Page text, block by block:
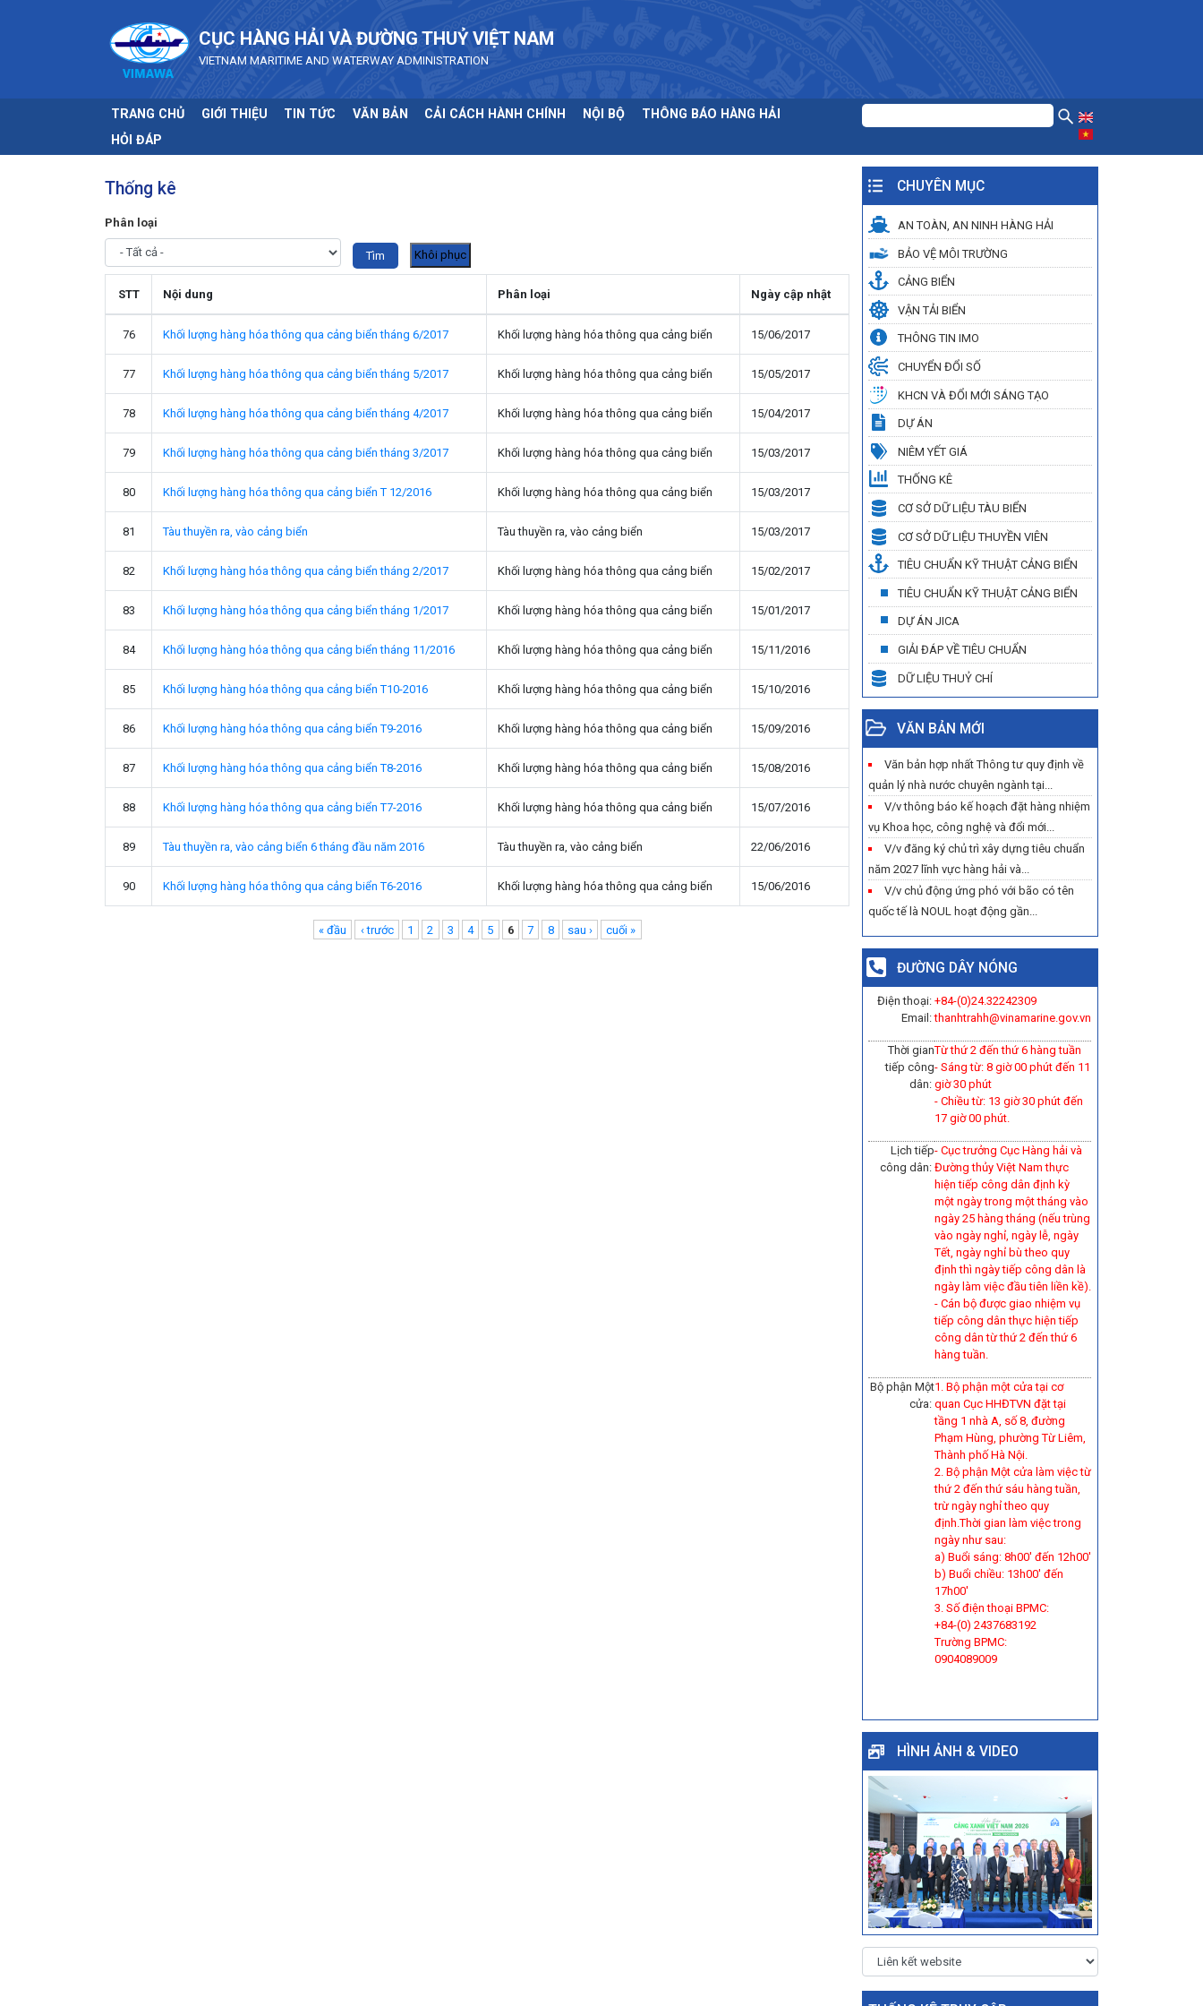
CỤC HÀNG HẢI VÀ ĐƯỜNG THUỶ VIỆT NAM
VIETNAM MARITIME AND WATERWAY ADMINISTRATION
TRANG CHỦ GIỚI THIỆU TIN TỨC VĂN BẢN CẢI CÁCH HÀNH CHÍNH NỘI BỘ
THÔNG BÁO HÀNG HẢI
HỎI ĐÁP
Thống kê
Phân loại
STT Nội dung Phân loại Ngày cập nhật
76 Khối lượng hàng hóa thông qua cảng biển tháng 6/2017 Khối lượng hàng hóa thông qua cảng biển 15/06/2017
77 Khối lượng hàng hóa thông qua cảng biển tháng 5/2017 Khối lượng hàng hóa thông qua cảng biển 15/05/2017
78 Khối lượng hàng hóa thông qua cảng biển tháng 4/2017 Khối lượng hàng hóa thông qua cảng biển 15/04/2017
79 Khối lượng hàng hóa thông qua cảng biển tháng 3/2017 Khối lượng hàng hóa thông qua cảng biển 15/03/2017
80 Khối lượng hàng hóa thông qua cảng biển T 12/2016 Khối lượng hàng hóa thông qua cảng biển 15/03/2017
81 Tàu thuyền ra, vào cảng biển Tàu thuyền ra, vào cảng biển 15/03/2017
82 Khối lượng hàng hóa thông qua cảng biển tháng 2/2017 Khối lượng hàng hóa thông qua cảng biển 15/02/2017
83 Khối lượng hàng hóa thông qua cảng biển tháng 1/2017 Khối lượng hàng hóa thông qua cảng biển 15/01/2017
84 Khối lượng hàng hóa thông qua cảng biển tháng 11/2016 Khối lượng hàng hóa thông qua cảng biển 15/11/2016
85 Khối lượng hàng hóa thông qua cảng biển T10-2016 Khối lượng hàng hóa thông qua cảng biển 15/10/2016
86 Khối lượng hàng hóa thông qua cảng biển T9-2016 Khối lượng hàng hóa thông qua cảng biển 15/09/2016
87 Khối lượng hàng hóa thông qua cảng biển T8-2016 Khối lượng hàng hóa thông qua cảng biển 15/08/2016
88 Khối lượng hàng hóa thông qua cảng biển T7-2016 Khối lượng hàng hóa thông qua cảng biển 15/07/2016
89 Tàu thuyền ra, vào cảng biển 6 tháng đầu năm 2016 Tàu thuyền ra, vào cảng biển 22/06/2016
90 Khối lượng hàng hóa thông qua cảng biển T6-2016 Khối lượng hàng hóa thông qua cảng biển 15/06/2016
« đầu ‹ trước 1 2 3 4 5 6 7 8 sau › cuối »
CHUYÊN MỤC
AN TOÀN, AN NINH HÀNG HẢI
BẢO VỆ MÔI TRƯỜNG
CẢNG BIỂN
VẬN TẢI BIỂN
THÔNG TIN IMO
CHUYỂN ĐỔI SỐ
KHCN VÀ ĐỔI MỚI SÁNG TẠO
DỰ ÁN
NIÊM YẾT GIÁ
THỐNG KÊ
CƠ SỞ DỮ LIỆU TÀU BIỂN
CƠ SỞ DỮ LIỆU THUYỀN VIÊN
TIÊU CHUẨN KỸ THUẬT CẢNG BIỂN
TIÊU CHUẨN KỸ THUẬT CẢNG BIỂN
DỰ ÁN JICA
GIẢI ĐÁP VỀ TIÊU CHUẨN
DỮ LIỆU THUỶ CHÍ
VĂN BẢN MỚI
Văn bản hợp nhất Thông tư quy định về
quản lý nhà nước chuyên ngành tại...
V/v thông báo kế hoạch đặt hàng nhiệm
vụ Khoa học, công nghệ và đổi mới...
V/v đăng ký chủ trì xây dựng tiêu chuẩn
năm 2027 lĩnh vực hàng hải và...
V/v chủ động ứng phó với bão có tên
quốc tế là NOUL hoạt động gần...
ĐƯỜNG DÂY NÓNG
Điện thoại:
Email:
+84-(0)24.32242309
thanhtrahh@vinamarine.gov.vn
Thời gian
tiếp công
dân:
Từ thứ 2 đến thứ 6 hàng tuần
- Sáng từ: 8 giờ 00 phút đến 11
giờ 30 phút
- Chiều từ: 13 giờ 30 phút đến
17 giờ 00 phút.
Lịch tiếp
công dân:
- Cục trưởng Cục Hàng hải và
Đường thủy Việt Nam thực
hiện tiếp công dân định kỳ
một ngày trong một tháng vào
ngày 25 hàng tháng (nếu trùng
vào ngày nghỉ, ngày lễ, ngày
Tết, ngày nghỉ bù theo quy
định thì ngày tiếp công dân là
ngày làm việc đầu tiên liền kề).
- Cán bộ được giao nhiệm vụ
tiếp công dân thực hiện tiếp
công dân từ thứ 2 đến thứ 6
hàng tuần.
Bộ phận Một
cửa:
1. Bộ phận một cửa tại cơ
quan Cục HHĐTVN đặt tại
tầng 1 nhà A, số 8, đường
Phạm Hùng, phường Từ Liêm,
Thành phố Hà Nội.
2. Bộ phận Một cửa làm việc từ
thứ 2 đến thứ sáu hàng tuần,
trừ ngày nghỉ theo quy
định.Thời gian làm việc trong
ngày như sau:
a) Buổi sáng: 8h00' đến 12h00'
b) Buổi chiều: 13h00' đến
17h00'
3. Số điện thoại BPMC:
+84-(0) 2437683192
Trường BPMC:
0904089009
HÌNH ẢNH & VIDEO